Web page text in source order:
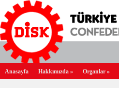
Anasayfa Hakkımızda » Organlar »